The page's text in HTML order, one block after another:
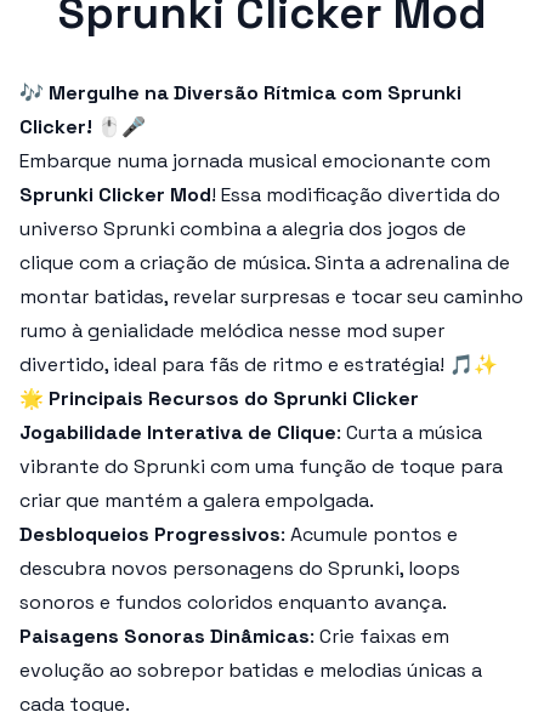
Sprunki Clicker Mod
🎶 Mergulhe na Diversão Rítmica com Sprunki
Clicker! 🖱️🎤
Embarque numa jornada musical emocionante com
Sprunki Clicker Mod! Essa modificação divertida do
universo Sprunki combina a alegria dos jogos de
clique com a criação de música. Sinta a adrenalina de
montar batidas, revelar surpresas e tocar seu caminho
rumo à genialidade melódica nesse mod super
divertido, ideal para fãs de ritmo e estratégia! 🎵✨
🌟 Principais Recursos do Sprunki Clicker
Jogabilidade Interativa de Clique: Curta a música
vibrante do Sprunki com uma função de toque para
criar que mantém a galera empolgada.
Desbloqueios Progressivos: Acumule pontos e
descubra novos personagens do Sprunki, loops
sonoros e fundos coloridos enquanto avança.
Paisagens Sonoras Dinâmicas: Crie faixas em
evolução ao sobrepor batidas e melodias únicas a
cada toque.